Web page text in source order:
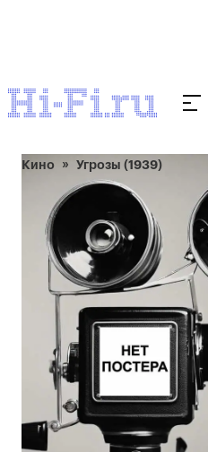
Кино Угрозы (1939)